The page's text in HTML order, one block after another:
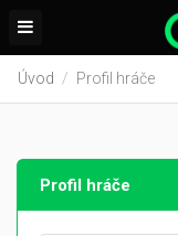
Úvod Profil hráče
Profil hráče